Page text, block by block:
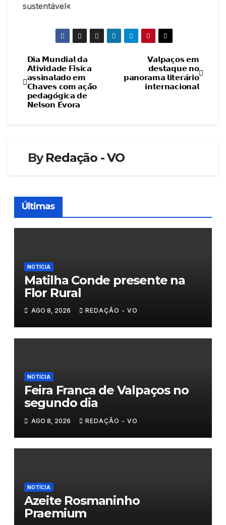
sustentável«
Navegação
de
artigos
𝗩𝗮𝗹𝗽𝗮𝗰̧𝗼𝘀 𝗲𝗺
𝗱𝗲𝘀𝘁𝗮𝗾𝘂𝗲 𝗻𝗼
𝗽𝗮𝗻𝗼𝗿𝗮𝗺𝗮 𝗹𝗶𝘁𝗲𝗿𝗮́𝗿𝗶𝗼
𝗶𝗻𝘁𝗲𝗿𝗻𝗮𝗰𝗶𝗼𝗻𝗮𝗹
𝗗𝗶𝗮 𝗠𝘂𝗻𝗱𝗶𝗮𝗹 𝗱𝗮
𝗔𝘁𝗶𝘃𝗶𝗱𝗮𝗱𝗲 𝗙𝗶́𝘀𝗶𝗰𝗮
𝗮𝘀𝘀𝗶𝗻𝗮𝗹𝗮𝗱𝗼 𝗲𝗺
𝗖𝗵𝗮𝘃𝗲𝘀 𝗰𝗼𝗺 𝗮𝗰̧𝗮̃𝗼
𝗽𝗲𝗱𝗮𝗴𝗼́𝗴𝗶𝗰𝗮 𝗱𝗲
𝗡𝗲𝗹𝘀𝗼𝗻 𝗘́𝘃𝗼𝗿𝗮
ByRedação - VO
Últimas
NOTÍCIA
Matilha Conde presente na
Flor Rural
AGO 8, 2026 REDAÇÃO - VO
NOTÍCIA
Feira Franca de Valpaços no
segundo dia
AGO 8, 2026 REDAÇÃO - VO
NOTÍCIA
Azeite Rosmaninho
Praemium